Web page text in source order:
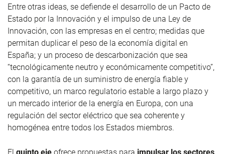
Entre otras ideas, se defiende el desarrollo de un Pacto de
Estado por la Innovación y el impulso de una Ley de
Innovación, con las empresas en el centro; medidas que
permitan duplicar el peso de la economía digital en
España; y un proceso de descarbonización que sea
“tecnológicamente neutro y económicamente competitivo”,
con la garantía de un suministro de energía fiable y
competitivo, un marco regulatorio estable a largo plazo y
un mercado interior de la energía en Europa, con una
regulación del sector eléctrico que sea coherente y
homogénea entre todos los Estados miembros.